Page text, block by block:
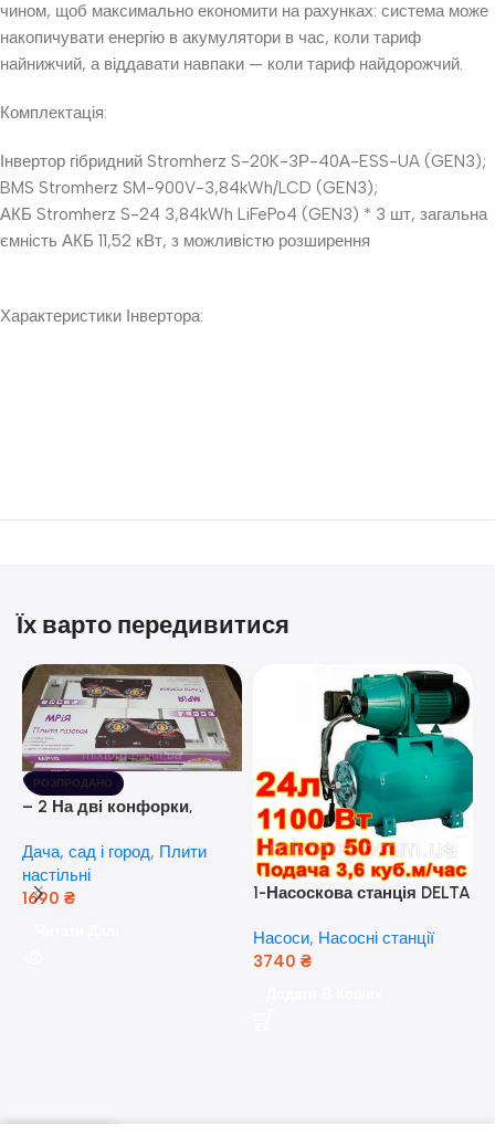
чином, щоб максимально економити на рахунках: система може
накопичувати енергію в акумулятори в час, коли тариф
найнижчий, а віддавати навпаки — коли тариф найдорожчий.
Комплектація:
Інвертор гібридний Stromherz S-20K-3Р-40А-ESS-UA (GEN3);
BMS Stromherz SM-900V-3,84kWh/LCD (GEN3);
АКБ Stromherz S-24 3,84kWh LiFePo4 (GEN3) * 3 шт, загальна
ємність АКБ 11,52 кВт, з можливістю розширення
Характеристики Інвертора:
Їх варто передивитися
РОЗПРОДАНО
– 2 На дві конфорки,
розпалюванням.
Дача, сад і город, Плити
настільні
1690 ₴
1-Насоскова станція DELTA
кВт) ( Польща)
Насоси, Насосні станції
3740 ₴